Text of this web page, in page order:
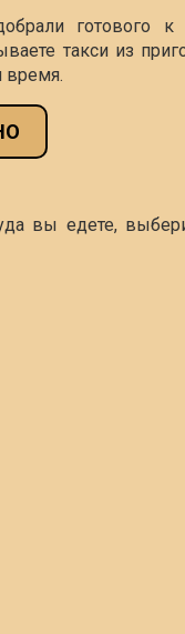
готового к
такси из
время.
вы едете,